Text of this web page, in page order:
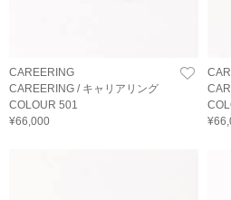
CAREERING
CAREERING / キャリアリング
COLOUR 501
¥66,000